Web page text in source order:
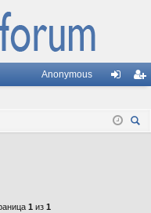
Anonymous
д ис
1 из 1